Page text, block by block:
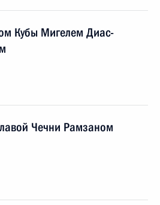
Кубы Мигелем Диас-
Чечни Рамзаном